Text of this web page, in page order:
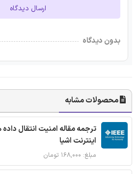
ارسال دیدگاه
بدون دیدگاه
محصولات مشابه
اینترنت اشیا
مبلغ: ۱۶۸,۰۰۰ تومان